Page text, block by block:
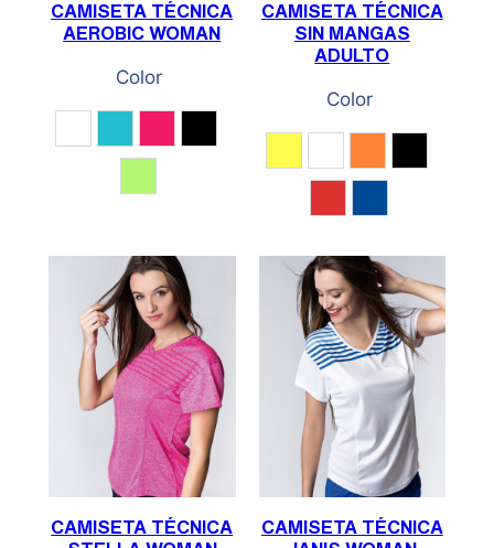
CAMISETA TÉCNICA
AEROBIC WOMAN
Color
BlancoCianFucsiaNegro
Verde Fluor
CAMISETA TÉCNICA
SIN MANGAS
ADULTO
Color
Amarillo Fluor
BlancoNaranja fluor
Negro
RojoRoyal
CAMISETA TÉCNICA
CAMISETA TÉCNICA